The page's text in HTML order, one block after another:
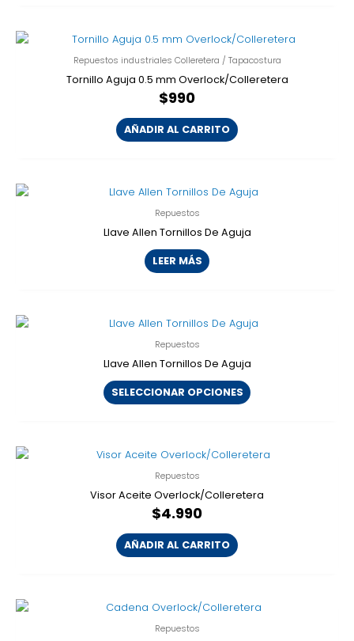
Repuestos industriales Colleretera / Tapacostura
Tornillo Aguja 0.5 mm Overlock/Colleretera
$990
AÑADIR AL CARRITO
Repuestos
Llave Allen Tornillos De Aguja
LEER MÁS
Repuestos
Llave Allen Tornillos De Aguja
SELECCIONAR OPCIONES
Este
variantes.
pueden
Repuestos
Visor Aceite Overlock/Colleretera
$4.990
AÑADIR AL CARRITO
Repuestos